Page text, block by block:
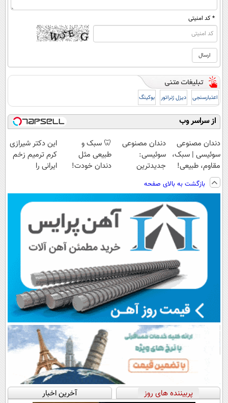
* کد امنیتی
اعتبارسنجی دیزل ژنراتور بوکینگ
از سراسر وب
دندان مصنوعی
سوئیسی | سبک،
مقاوم، طبیعی!
ویزیت
رایگان+پرداخت
اقساطی😍
دندان مصنوعی
سوئیسی:
جدیدترین
سبک و مقاوم |
پرداخت قسطی
🦷 سبک و
طبیعی مثل
دندان خودت!
💳 📍 تهران
این دکتر شیرازی
کرم ترمیم زخم
ایرانی را
بازگشت به بالای صفحه
پربیننده های روز آخرین اخبار